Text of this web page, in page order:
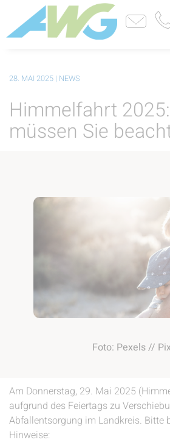
28. MAI 2025 | NEWS
Himmelfahrt
müssen Sie
Foto: Pexels //
Am Donnerstag, 29. Mai 2025
aufgrund des Feiertags zu
Abfallentsorgung im Landkreis. Bitte
Hinweise: